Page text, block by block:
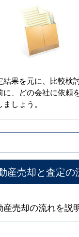
果を元に、比較検
に、どの会社に依頼
しょう。
産売却と査定の
売却の流れを説